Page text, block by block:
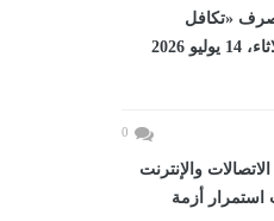
«تكافل
وكرامة» عن شهر... الثلاثاء، 14 يوليو 2026
0
والإنترنت
أزمة